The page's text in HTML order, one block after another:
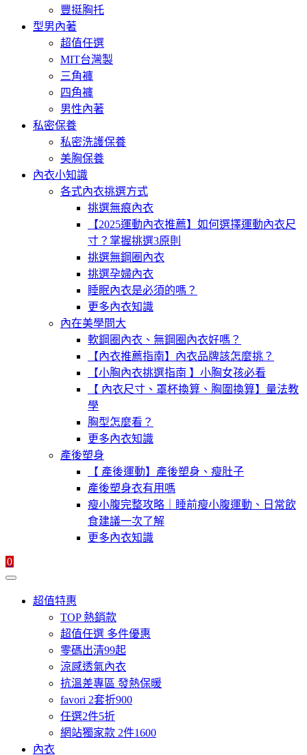
豐挺胸托
型男內著
超值任選
MIT台灣製
三角褲
四角褲
男性內著
私密保養
私密洗護保養
美胸保養
內衣小知識
各式內衣挑選方式
挑選無痕內衣
【2025運動內衣推薦】如何選擇運動內衣尺
寸？掌握挑選3原則
挑選無鋼圈內衣
挑選孕婦內衣
睡眠內衣是必須的嗎？
更多內衣知識
內在美學問大
軟鋼圈內衣、無鋼圈內衣好嗎？
【內衣推薦指南】內衣品牌該怎麼挑？
【小胸內衣挑選指南 】小胸女孩必看
【 內衣尺寸、罩杯換算、胸圍換算】量法教
學
胸型怎麼看？
更多內衣知識
產後塑身
【 產後運動】產後塑身、瘦肚子
產後塑身衣有用嗎
瘦小腹完整攻略｜睡前瘦小腹運動、日常飲
食建議一次了解
更多內衣知識
0
超值特惠
TOP 熱銷款
超值任選 多件優惠
零碼出清99起
涼感透氣內衣
抗溫差專區 發熱保暖
favori 2套折900
任選2件5折
網站獨家款 2件1600
內衣